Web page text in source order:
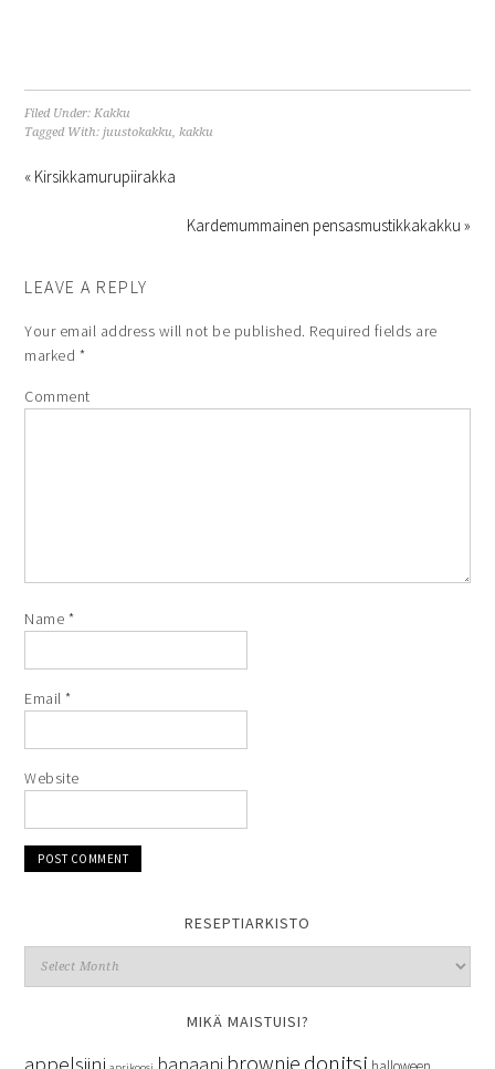
Filed Under:Kakku
Tagged With:juustokakku,kakku
« Kirsikkamurupiirakka
Kardemummainen pensasmustikkakakku »
LEAVE A REPLY
Your email address will not be published. Required fields are
marked *
Comment
Name *
Email*
Website
RESEPTIARKISTO
MIKÄ MAISTUISI?
appelsiini banaani brownie donitsi